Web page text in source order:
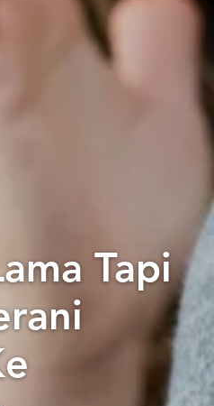
Tapi